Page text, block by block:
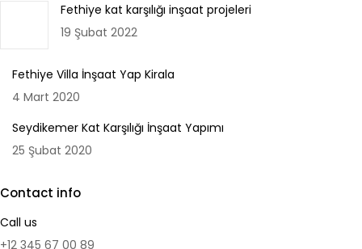
Fethiye kat karşılığı inşaat projeleri
19 Şubat 2022
Fethiye Villa İnşaat Yap Kirala
4 Mart 2020
Seydikemer Kat Karşılığı İnşaat Yapımı
25 Şubat 2020
Contact info
Call us
+12 345 67 00 89